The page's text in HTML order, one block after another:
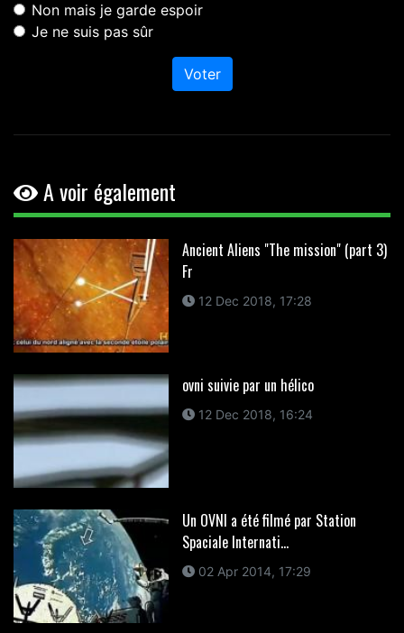
Non mais je garde espoir
Je ne suis pas sûr
Voter
A voir également
Ancient Aliens "The mission" (part 3)
Fr
12 Dec 2018, 17:28
ovni suivie par un hélico
12 Dec 2018, 16:24
Un OVNI a été filmé par Station
Spaciale Internati...
02 Apr 2014, 17:29